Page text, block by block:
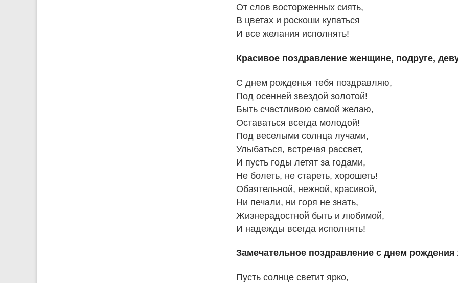
От слов восторженных сиять,
В цветах и роскоши купаться
И все желания исполнять!
Красивое поздравление женщине, подруге,
С днем рожденья тебя поздравляю,
Под осенней звездой золотой!
Быть счастливою самой желаю,
Оставаться всегда молодой!
Под веселыми солнца лучами,
Улыбаться, встречая рассвет,
И пусть годы летят за годами,
Не болеть, не стареть, хорошеть!
Обаятельной, нежной, красивой,
Ни печали, ни горя не знать,
Жизнерадостной быть и любимой,
И надежды всегда исполнять!
Замечательное поздравление с днем
Пусть солнце светит ярко,